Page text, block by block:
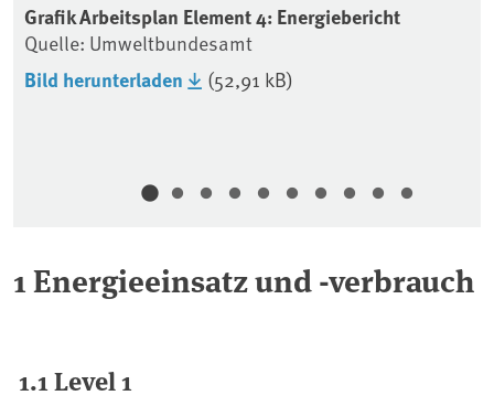
Grafik Arbeitsplan Element 4: Energiebericht
Quelle: Umweltbundesamt
Bild herunterladen (52,91 kB)
1 Energieeinsatz und -verbrauch
1.1 Level 1